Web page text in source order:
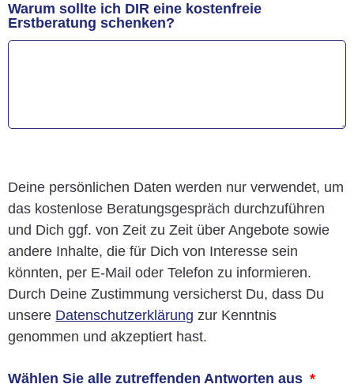
Warum sollte ich DIR eine kostenfreie
Erstberatung schenken?
Deine persönlichen Daten werden nur verwendet, um
das kostenlose Beratungsgespräch durchzuführen
und Dich ggf. von Zeit zu Zeit über Angebote sowie
andere Inhalte, die für Dich von Interesse sein
könnten, per E-Mail oder Telefon zu informieren.
Durch Deine Zustimmung versicherst Du, dass Du
unsere Datenschutzerklärung zur Kenntnis
genommen und akzeptiert hast.
Wählen Sie alle zutreffenden Antworten aus